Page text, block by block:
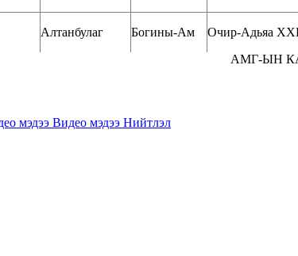
Алтанбулаг Богины-Ам
Очир-Адьяа
АМГ-ЫН
мэдээ Видео мэдээ Нийтлэл